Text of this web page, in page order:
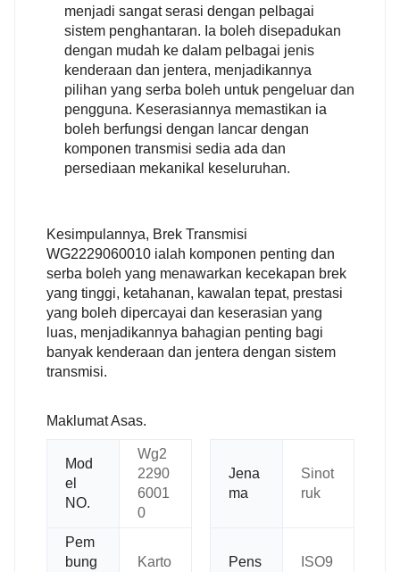
menjadi sangat serasi dengan pelbagai
sistem penghantaran. Ia boleh disepadukan
dengan mudah ke dalam pelbagai jenis
kenderaan dan jentera, menjadikannya
pilihan yang serba boleh untuk pengeluar dan
pengguna. Keserasiannya memastikan ia
boleh berfungsi dengan lancar dengan
komponen transmisi sedia ada dan
persediaan mekanikal keseluruhan.
Kesimpulannya, Brek Transmisi
WG2229060010 ialah komponen penting dan
serba boleh yang menawarkan kecekapan brek
yang tinggi, ketahanan, kawalan tepat, prestasi
yang boleh dipercayai dan keserasian yang
luas, menjadikannya bahagian penting bagi
banyak kenderaan dan jentera dengan sistem
transmisi.
Maklumat Asas.
Mod
el
NO.
Wg2
2290
6001
0
Jena
ma
Sinot
ruk
Pem
bung
Karto Pens ISO9